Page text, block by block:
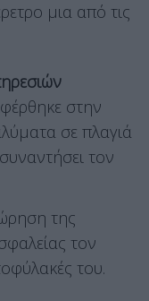
μια από τις
στην
σε πλαγιά
τον
της
τον
του.